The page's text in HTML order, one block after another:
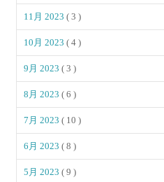
11月 2023( 3 )
10月 2023( 4 )
9月 2023( 3 )
8月 2023( 6 )
7月 2023( 10 )
6月 2023( 8 )
5月 2023( 9 )